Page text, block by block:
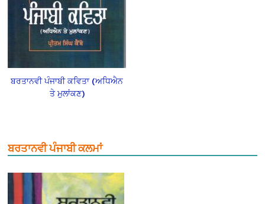
ਬਰਤਾਨਵੀ ਪੰਜਾਬੀ ਕਵਿਤਾ (ਅਧਿਐਨ
ਤੇ ਮੁਲਾਂਕਣ)
ਬਰਤਾਨਵੀ ਪੰਜਾਬੀ ਕਲਮਾਂ